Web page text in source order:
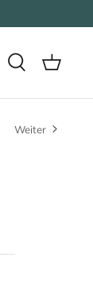
Weiter